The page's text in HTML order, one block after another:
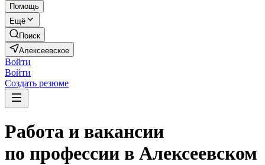
Помощь
Ещё
Поиск
Алексеевское
Войти
Войти
Создать резюме
Работа и вакансии
по профессии в Алексеевском